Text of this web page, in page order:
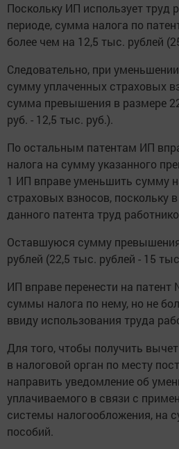
Поскольку ИП использует труд
периоде, сумма налога по
более чем на 12,5 тыс. рублей
Следовательно, при
сумму уплаченных страховых
сумма превышения в размере
руб. - 12,5 тыс. руб.).
По остальным патентам ИП
налога на сумму указанного
1 ИП вправе уменьшить сумму
страховых взносов, поскольку
данного патента труд
Оставшуюся сумму
рублей (22,5 тыс. рублей - 15
ИП вправе перенести на патент
суммы налога по нему, но не
ввиду использования труда
Для того, чтобы получить
в налоговой орган по месту
направить уведомление об
уплачиваемого в связи с
системы налогообложения, на
пособий.